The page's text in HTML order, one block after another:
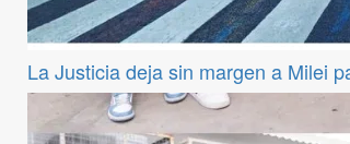
La Justicia deja sin margen a Milei